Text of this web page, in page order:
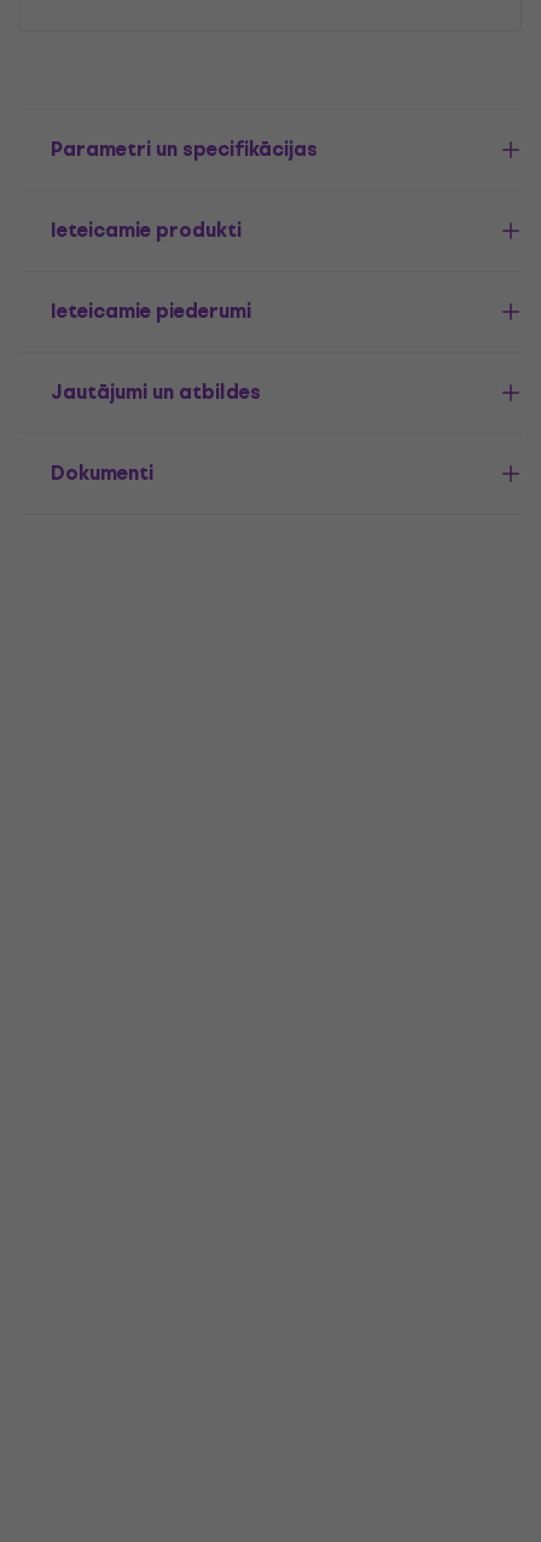
Parametri un specifikācijas
Ieteicamie produkti
Ieteicamie piederumi
Jautājumi un atbildes
Dokumenti